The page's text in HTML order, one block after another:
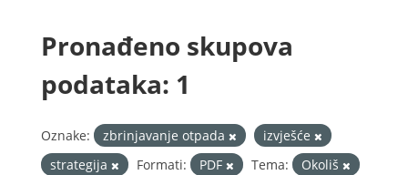
Pronađeno skupova
podataka: 1
Oznake: zbrinjavanje otpada
izvješće
strategija
Formati: PDF Tema:
Okoliš